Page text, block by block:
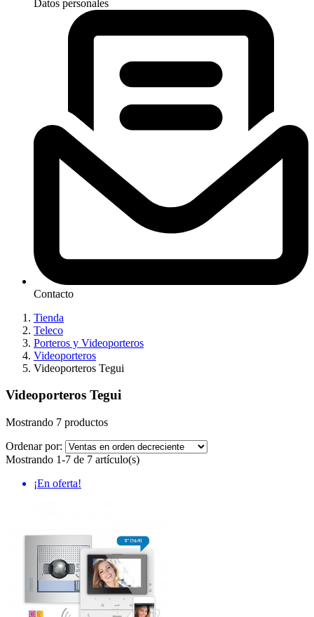
Datos personales
Contacto
Tienda
Teleco
Porteros y Videoporteros
Videoporteros
Videoporteros Tegui
Videoporteros Tegui
Mostrando 7 productos
Ordenar por:
Mostrando 1-7 de 7 artículo(s)
¡En oferta!